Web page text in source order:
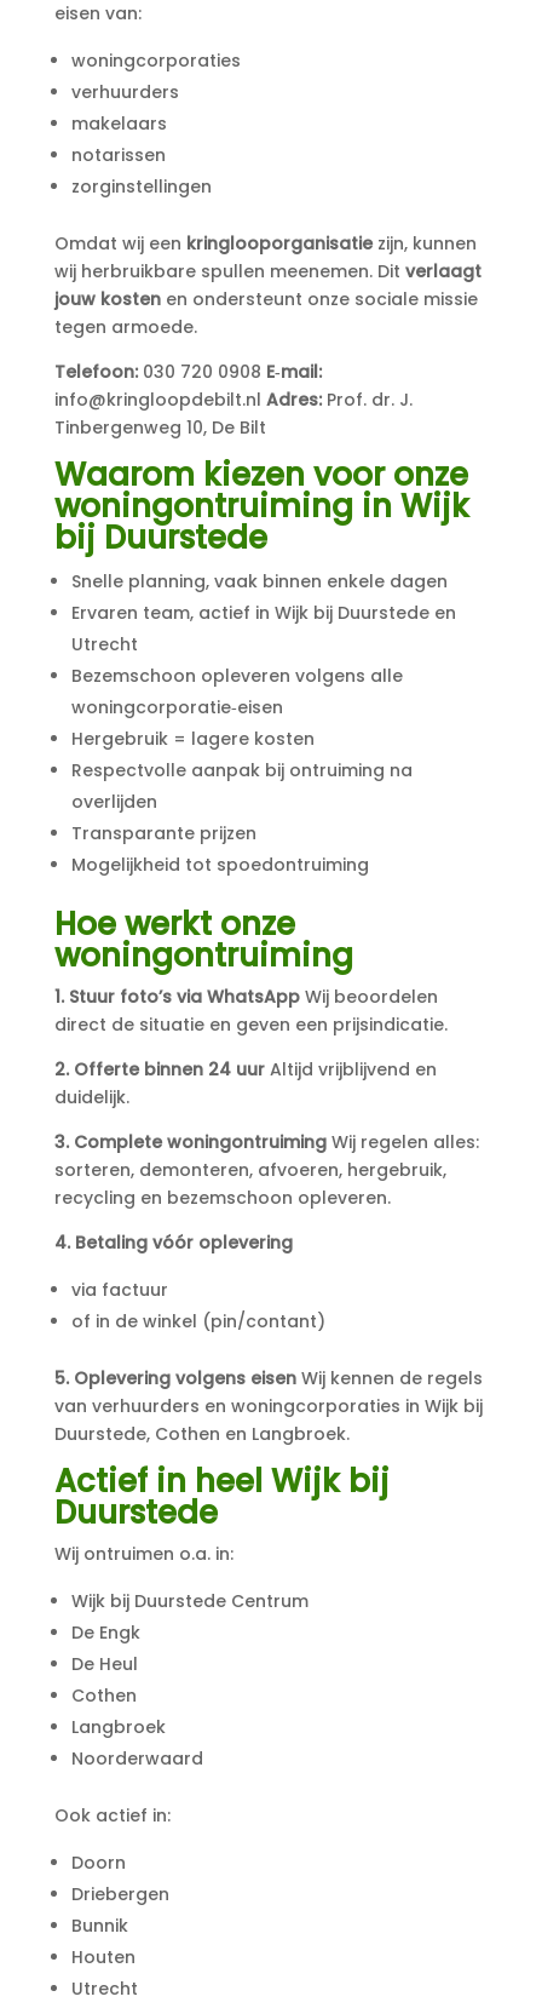
eisen van:
woningcorporaties
verhuurders
makelaars
notarissen
zorginstellingen
Omdat wij een kringlooporganisatiezijn, kunnen
wij herbruikbare spullen meenemen. Dit verlaagt
jouw kostenen ondersteunt onze sociale missie
tegen armoede.
Telefoon:030 720 0908 E‑mail:
info@kringloopdebilt.nl Adres:Prof. dr. J.
Tinbergenweg 10, De Bilt
Waarom kiezen voor onze
woningontruiming in Wijk
bij Duurstede
Snelle planning, vaak binnen enkele dagen
Ervaren team, actief in Wijk bij Duurstede en
Utrecht
Bezemschoon opleveren volgens alle
woningcorporatie‑eisen
Hergebruik = lagere kosten
Respectvolle aanpak bij ontruiming na
overlijden
Transparante prijzen
Mogelijkheid tot spoedontruiming
Hoe werkt onze
woningontruiming
1. Stuur foto’s via WhatsAppWij beoordelen
direct de situatie en geven een prijsindicatie.
2. Offerte binnen 24 uurAltijd vrijblijvend en
duidelijk.
3. Complete woningontruimingWij regelen alles:
sorteren, demonteren, afvoeren, hergebruik,
recycling en bezemschoon opleveren.
4. Betaling vóór oplevering
via factuur
of in de winkel (pin/contant)
5. Oplevering volgens eisenWij kennen de regels
van verhuurders en woningcorporaties in Wijk bij
Duurstede, Cothen en Langbroek.
Actief in heel Wijk bij
Duurstede
Wij ontruimen o.a. in:
Wijk bij Duurstede Centrum
De Engk
De Heul
Cothen
Langbroek
Noorderwaard
Ook actief in:
Doorn
Driebergen
Bunnik
Houten
Utrecht